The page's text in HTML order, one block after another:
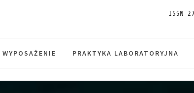
WYPOSAŻENIE PRAKTYKA LABORATORYJNA